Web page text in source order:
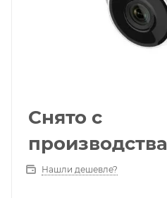
Снято с
производства
Нашли дешевле?